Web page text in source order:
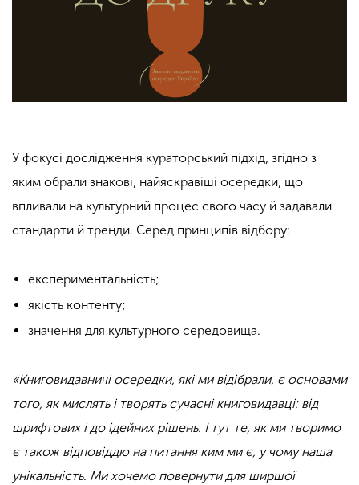
У фокусі дослідження кураторський підхід, згідно з
яким обрали знакові, найяскравіші осередки, що
впливали на культурний процес свого часу й задавали
стандарти й тренди. Серед принципів відбору:
експериментальність;
якість контенту;
значення для культурного середовища.
«Книговидавничі осередки, які ми відібрали, є основами
того, як мислять і творять сучасні книговидавці: від
шрифтових і до ідейних рішень. І тут те, як ми творимо
є також відповіддю на питання ким ми є, у чому наша
унікальність. Ми хочемо повернути для ширшої